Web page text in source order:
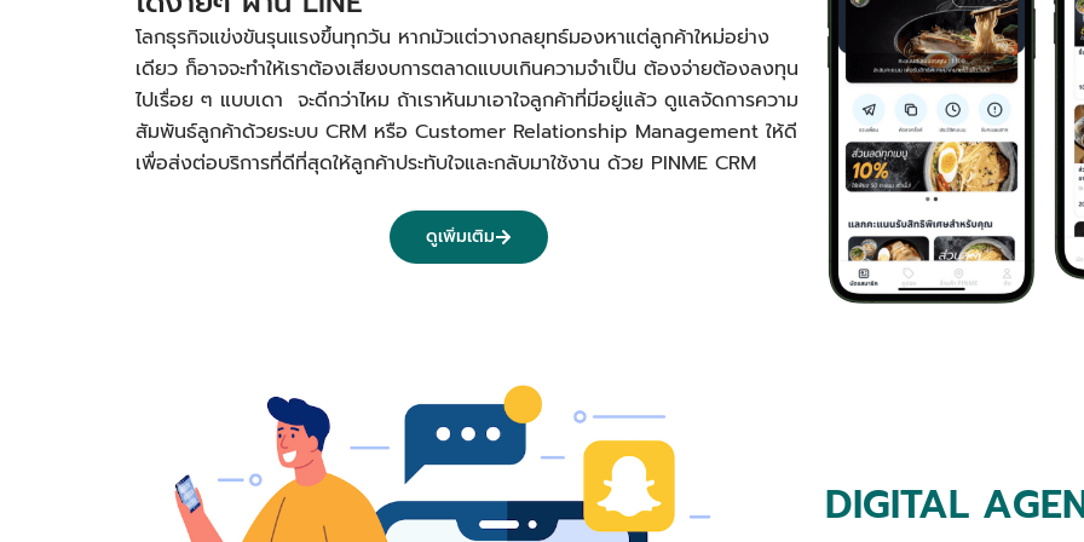
โลกธุรกิจแข่งขันรุนแรงขึ้นทุกวัน หากมัวแต่วางกลยุทธ์มองหาแต่ลูกค้าใหม่อย่าง
เดียว ก็อาจจะทำให้เราต้องเสียงบการตลาดแบบเกินความจำเป็น ต้องจ่ายต้องลงทุน
ไปเรื่อย ๆ แบบเดา จะดีกว่าไหม ถ้าเราหันมาเอาใจลูกค้าที่มีอยู่แล้ว ดูแลจัดการความ
สัมพันธ์ลูกค้าด้วยระบบ CRM หรือ Customer Relationship Management ให้ดี
เพื่อส่งต่อบริการที่ดีที่สุดให้ลูกค้าประทับใจและกลับมาใช้งาน ด้วย PINME CRM
ดูเพิ่มเติม
DIGITAL